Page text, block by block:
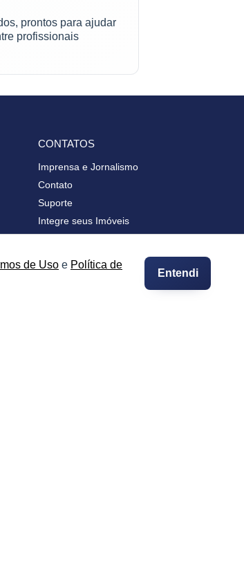
prontos para ajudar
profissionais
de Uso e Política de
Entendi
CONTATOS
Imprensa e Jornalismo
Contato
Suporte
Integre seus Imóveis